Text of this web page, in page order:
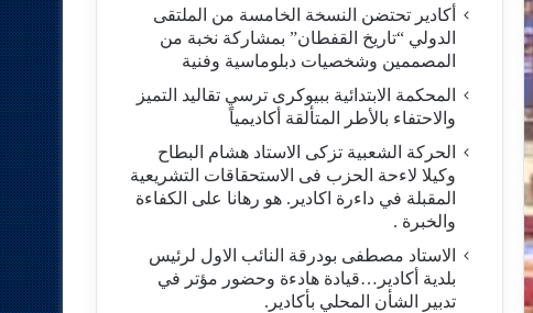
أكادير تحتضن النسخة الخامسة من الملتقى
الدولي “تاريخ القفطان” بمشاركة نخبة من
المصممين وشخصيات دبلوماسية وفنية
المحكمة الابتدائية ببيوكرى ترسي تقاليد التميز
والاحتفاء بالأطر المتألقة أكاديمياً
الحركة الشعبية تزكى الاستاد هشام البطاح
وكيلا لاءحة الحزب فى الاستحقاقات التشريعية
المقبلة في داءرة اكادير. هو رهانا على الكفاءة
والخبرة .
الاستاد مصطفى بودرقة النائب الاول لرئيس
بلدية أكادير…قيادة هادءة وحضور مؤتر في
تدبير الشأن المحلي بأكادير.